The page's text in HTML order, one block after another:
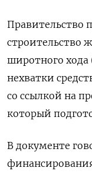
Правительство
строительство
широтного
нехватки
со ссылкой на
который
В документе